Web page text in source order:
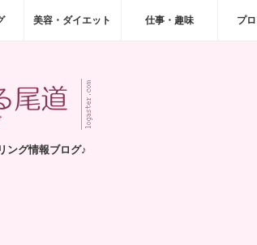
美容・ダイエット 仕事・趣味 プ
ング情報ブログ♪